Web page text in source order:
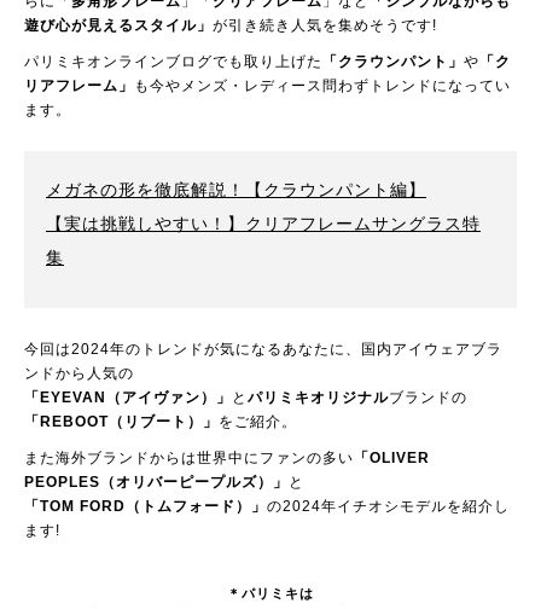
遊び心が見えるスタイル」 が引き続き人気を集めそうです!
パリミキオンラインブログでも取り上げた 「クラウンパント」 や 「ク
リアフレーム」
も今やメンズ・レディース問わずトレンドになってい
ます。
メガネの形を徹底解説！【クラウンパント編】
【実は挑戦しやすい！】クリアフレームサングラス特
集
今回は2024年のトレンドが気になるあなたに、国内アイウェアブラ
ンドから人気の
「EYEVAN（アイヴァン）」
と パリミキオリジナルブランドの
「REBOOT（リブート）」 をご紹介。
また海外ブランドからは世界中にファンの多い 「OLIVER
PEOPLES（オリバーピープルズ）」
と
「TOM FORD（トムフォード）」 の2024年イチオシモデルを紹介し
ます!
＊パリミキは